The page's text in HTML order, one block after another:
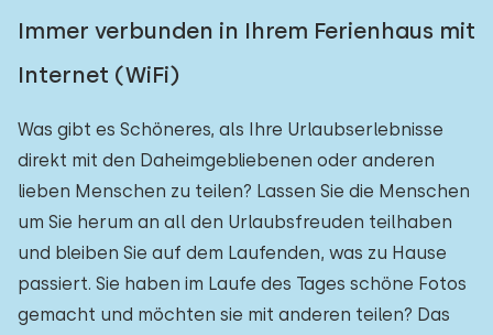
Immer verbunden in Ihrem Ferienhaus mit
Internet (WiFi)
Was gibt es Schöneres, als Ihre Urlaubserlebnisse
direkt mit den Daheimgebliebenen oder anderen
lieben Menschen zu teilen? Lassen Sie die Menschen
um Sie herum an all den Urlaubsfreuden teilhaben
und bleiben Sie auf dem Laufenden, was zu Hause
passiert. Sie haben im Laufe des Tages schöne Fotos
gemacht und möchten sie mit anderen teilen? Das